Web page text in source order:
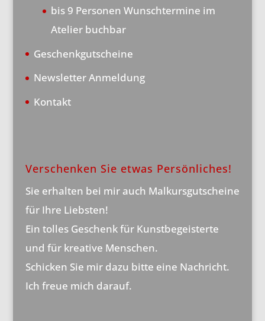
bis 9 Personen Wunschtermine im
Atelier buchbar
Geschenkgutscheine
Newsletter Anmeldung
Kontakt
Verschenken Sie etwas Persönliches!
Sie erhalten bei mir auch Malkursgutscheine
für Ihre Liebsten!
Ein tolles Geschenk für Kunstbegeisterte
und für kreative Menschen.
Schicken Sie mir dazu bitte eine Nachricht.
Ich freue mich darauf.